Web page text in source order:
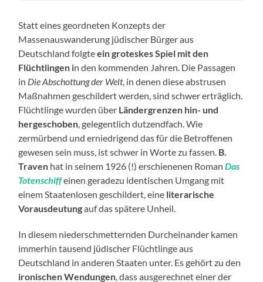
Statt eines geordneten Konzepts der
Massenauswanderung jüdischer Bürger aus
Deutschland folgteein groteskes Spiel mit den
Flüchtlingen in den kommenden Jahren. Die Passagen
in Die Abschottung der Welt, in denen diese abstrusen
Maßnahmen geschildert werden, sind schwer erträglich.
Flüchtlinge wurden über Ländergrenzen hin- und
hergeschoben, gelegentlich dutzendfach. Wie
zermürbend und erniedrigend das für die Betroffenen
gewesen sein muss, ist schwer in Worte zu fassen. B.
Traven hat in seinem 1926 (!) erschienenen RomanDas
Totenschiffeinen geradezu identischen Umgang mit
einem Staatenlosen geschildert, eine literarische
Vorausdeutungauf das spätere Unheil.
In diesem niederschmetternden Durcheinander kamen
immerhin tausend jüdischer Flüchtlinge aus
Deutschland in anderen Staaten unter. Es gehört zu den
ironischen Wendungen, dass ausgerechnet einer der